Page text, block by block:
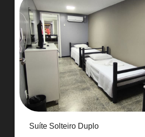
Suíte Solteiro Duplo